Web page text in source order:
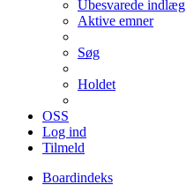
Ubesvarede indlæg
Aktive emner
Søg
Holdet
OSS
Log ind
Tilmeld
Boardindeks